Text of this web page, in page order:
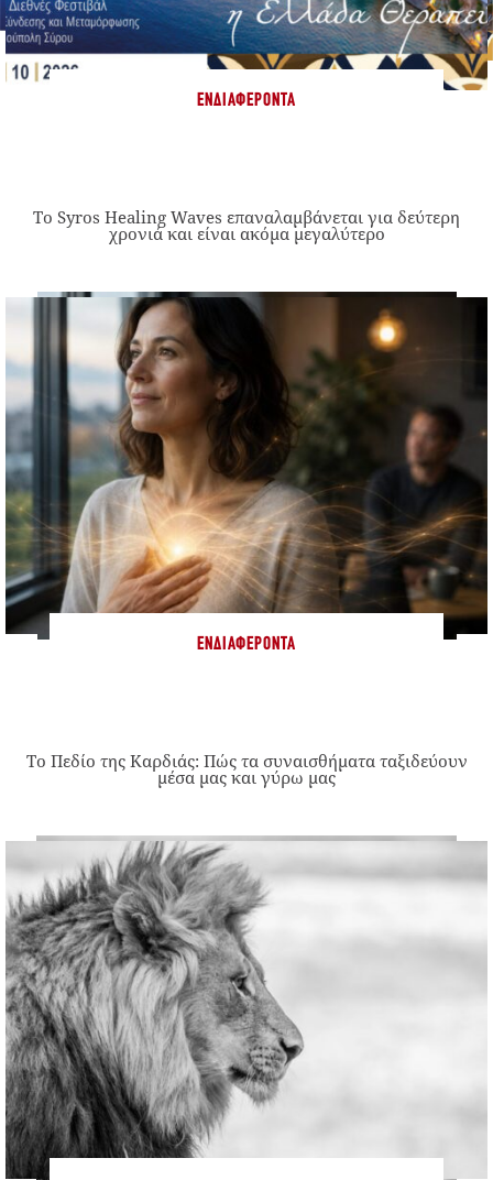
ΕΝΔΙΑΦΈΡΟΝΤΑ
Το Syros Healing Waves επαναλαμβάνεται για δεύτερη
χρονιά και είναι ακόμα μεγαλύτερο
ΕΝΔΙΑΦΈΡΟΝΤΑ
Το Πεδίο της Καρδιάς: Πώς τα συναισθήματα ταξιδεύουν
μέσα μας και γύρω μας